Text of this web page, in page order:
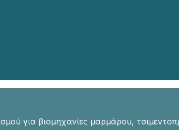
για βιομηχανίες μαρμάρου,